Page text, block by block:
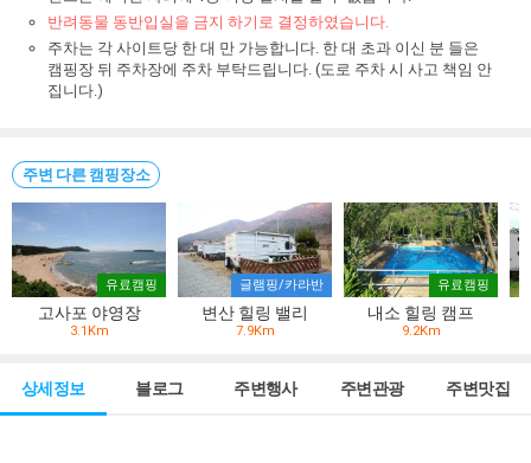
반려동물 동반입실을 금지 하기로 결정하였습니다.
주차는 각 사이트당 한 대 만 가능합니다. 한 대 초과 이신 분 들은
캠핑장 뒤 주차장에 주차 부탁드립니다. (도로 주차 시 사고 책임 안
집니다.)
주변 다른 캠핑장소
유료캠핑
고사포 야영장
3.1Km
글램핑/카라반
변산 힐링 밸리
7.9Km
유료캠핑
내소 힐링 캠프
9.2Km
상세정보 블로그 주변행사 주변관광 주변맛집